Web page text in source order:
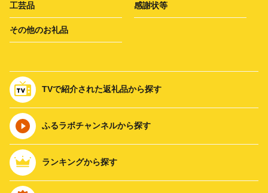
工芸品 感謝状等
その他のお礼品
TVで紹介された返礼品から探す
ふるラボチャンネルから探す
ランキングから探す